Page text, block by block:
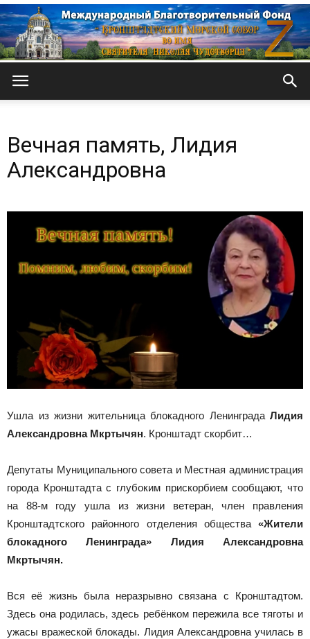
Морской
собор
Вечная память, Лидия
Александровна
Ушла из жизни жительница блокадного Ленинграда Лидия
Александровна Мкртычян. Кронштадт скорбит…
Депутаты Муниципального совета и Местная администрация
города Кронштадта с глубоким прискорбием сообщают, что
на 88-м году ушла из жизни ветеран, член правления
Кронштадтского районного отделения общества «Жители
блокадного Ленинграда» Лидия Александровна
Мкртычян.
Вся её жизнь была неразрывно связана с Кронштадтом.
Здесь она родилась, здесь ребёнком пережила все тяготы и
ужасы вражеской блокады. Лидия Александровна училась в